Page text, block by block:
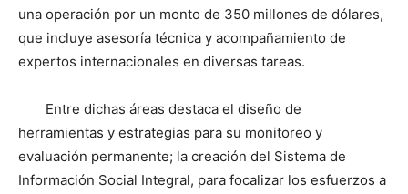
una operación por un monto de 350 millones de dólares,
que incluye asesoría técnica y acompañamiento de
expertos internacionales en diversas tareas.
Entre dichas áreas destaca el diseño de
herramientas y estrategias para su monitoreo y
evaluación permanente; la creación del Sistema de
Información Social Integral, para focalizar los esfuerzos a